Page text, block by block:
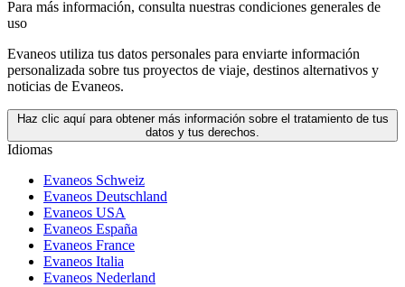
Para más información, consulta nuestras condiciones generales de
uso
Evaneos utiliza tus datos personales para enviarte información
personalizada sobre tus proyectos de viaje, destinos alternativos y
noticias de Evaneos.
Haz clic aquí para obtener más información sobre el tratamiento de tus
datos y tus derechos.
Idiomas
Evaneos Schweiz
Evaneos Deutschland
Evaneos USA
Evaneos España
Evaneos France
Evaneos Italia
Evaneos Nederland